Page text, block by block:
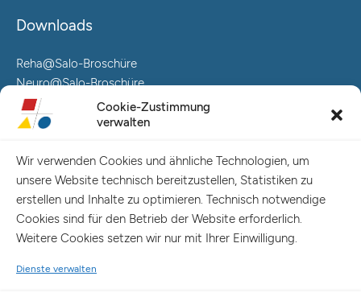
Cookie-Zustimmung
verwalten
Wir verwenden Cookies und ähnliche Technologien, um
unsere Website technisch bereitzustellen, Statistiken zu
erstellen und Inhalte zu optimieren. Technisch notwendige
Cookies sind für den Betrieb der Website erforderlich.
Weitere Cookies setzen wir nur mit Ihrer Einwilligung.
Dienste verwalten
Downloads
Reha@Salo-Broschüre
Neuro@Salo-Broschüre
AuReA@Salo-Broschüre
Spaldingstraße 57-59 / Rosenallee 6-8
20097 Hamburg
Telefon: +49 (0) 40 23916 – 0
E-Mail:info@salo-ag.de